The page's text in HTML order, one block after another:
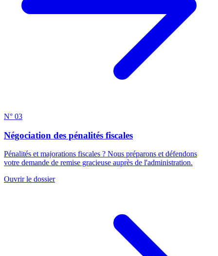
N° 03
Négociation des pénalités fiscales
Pénalités et majorations fiscales ? Nous préparons et défendons
votre demande de remise gracieuse auprès de l'administration.
Ouvrir le dossier